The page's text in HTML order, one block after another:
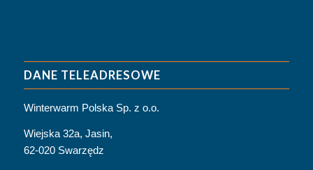
DANE TELEADRESOWE
Winterwarm Polska Sp. z o.o.
Wiejska 32a, Jasin,
62-020 Swarzędz